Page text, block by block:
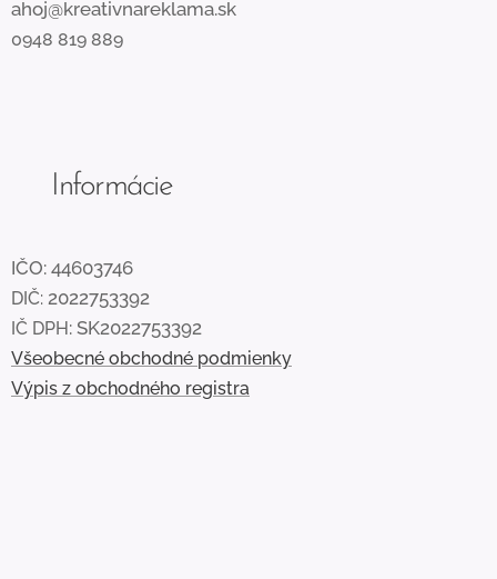
ahoj@kreativnareklama.sk
0948 819 889
Informácie
IČO: 44603746
DIČ: 2022753392
IČ DPH: SK2022753392
Všeobecné obchodné podmienky
Výpis z obchodného registra